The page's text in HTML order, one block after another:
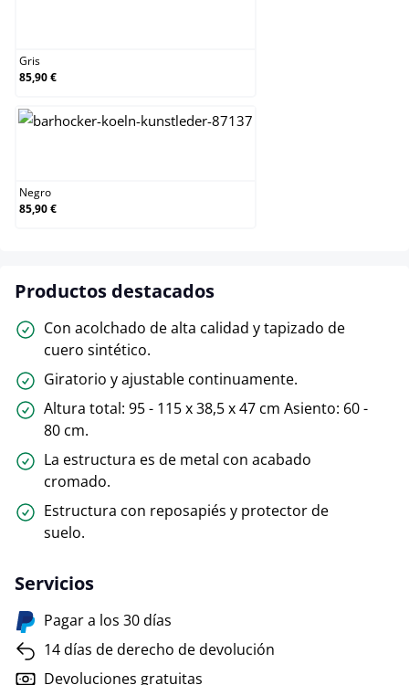
Gris
85,90 €
Negro
85,90 €
Productos destacados
Con acolchado de alta calidad y tapizado de
cuero sintético.
Giratorio y ajustable continuamente.
Altura total: 95 - 115 x 38,5 x 47 cm Asiento: 60 -
80 cm.
La estructura es de metal con acabado
cromado.
Estructura con reposapiés y protector de
suelo.
Servicios
Pagar a los 30 días
14 días de derecho de devolución
Devoluciones gratuitas